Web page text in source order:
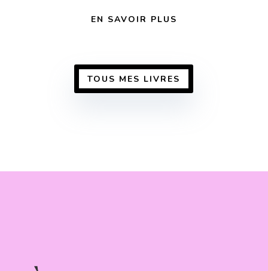
EN SAVOIR PLUS
TOUS MES LIVRES